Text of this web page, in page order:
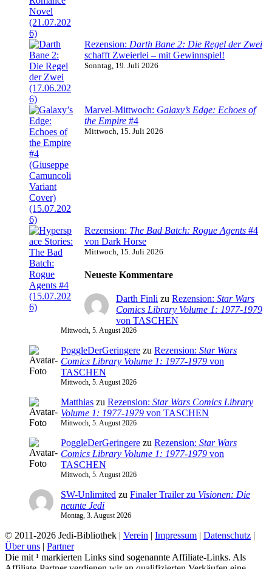
Rezension: Darth Bane 2: Die Regel der Zwei
schafft Zweierlei – mit Gewinnspiel!
Sonntag, 19. Juli 2026
Marvel-Mittwoch: Galaxy’s Edge: Echoes of
the Empire #4
Mittwoch, 15. Juli 2026
Rezension: The Bad Batch: Rogue Agents #4
von Dark Horse
Mittwoch, 15. Juli 2026
Neueste Kommentare
Darth Finli zu Rezension: Star Wars
Comics Library Volume 1: 1977-1979
von TASCHEN
Mittwoch, 5. August 2026
PoggleDerGeringere zu Rezension: Star Wars
Comics Library Volume 1: 1977-1979 von
TASCHEN
Mittwoch, 5. August 2026
Matthias zu Rezension: Star Wars Comics Library
Volume 1: 1977-1979 von TASCHEN
Mittwoch, 5. August 2026
PoggleDerGeringere zu Rezension: Star Wars
Comics Library Volume 1: 1977-1979 von
TASCHEN
Mittwoch, 5. August 2026
SW-Unlimited zu Finaler Trailer zu Visionen: Die
neunte Jedi
Montag, 3. August 2026
© 2011-2026 Jedi-Bibliothek | Verein | Impressum | Datenschutz |
Über uns | Partner
Die mit ¹ markierten Links sind sogenannte Affiliate-Links. Als